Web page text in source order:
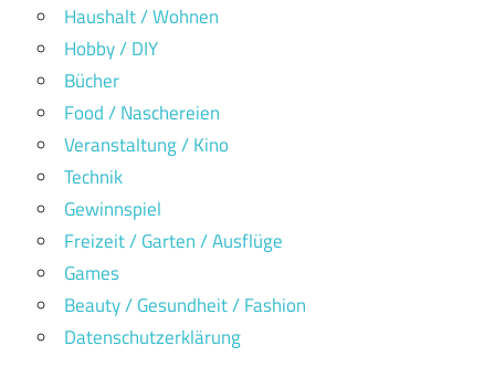
Haushalt / Wohnen
Hobby / DIY
Bücher
Food / Naschereien
Veranstaltung / Kino
Technik
Gewinnspiel
Freizeit / Garten / Ausflüge
Games
Beauty / Gesundheit / Fashion
Datenschutzerklärung